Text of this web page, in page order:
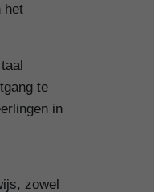
het
te
in
zowel